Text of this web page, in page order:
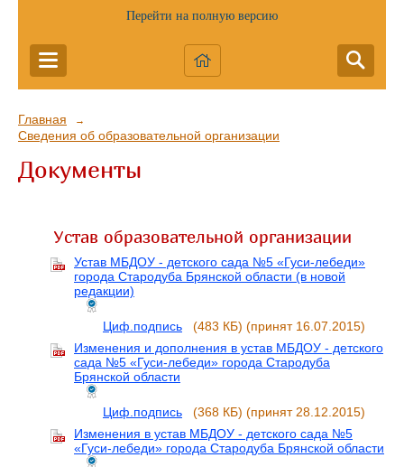
Перейти на полную версию
Главная →
Сведения об образовательной организации
Документы
Устав образовательной организации
Устав МБДОУ - детского сада №5 «Гуси-лебеди»
города Стародуба Брянской области (в новой
редакции)
Циф.подпись (483 КБ) (принят 16.07.2015)
Изменения и дополнения в устав МБДОУ - детского
сада №5 «Гуси-лебеди» города Стародуба
Брянской области
Циф.подпись (368 КБ) (принят 28.12.2015)
Изменения в устав МБДОУ - детского сада №5
«Гуси-лебеди» города Стародуба Брянской области